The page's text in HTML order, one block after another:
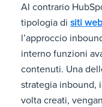
Al contrario
tipologia di siti
l’approccio
interno funzioni
contenuti. Una
strategia inbound,
volta creati,